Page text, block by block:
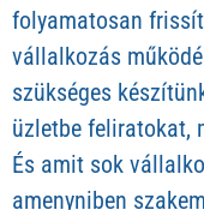
folyamatosan
vállalkozás
szükséges
üzletbe feliratokat,
És amit sok
amenyniben